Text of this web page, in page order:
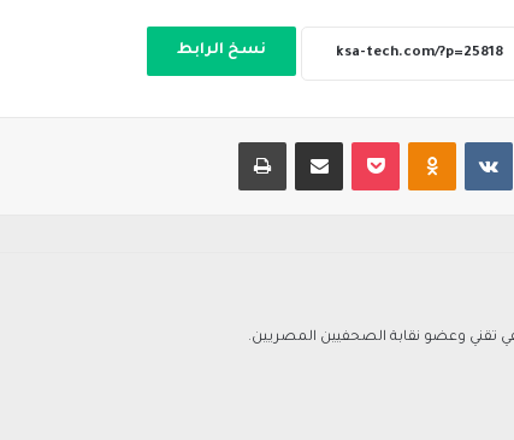
نسخ الرابط
وعضو نقابة الصحفيين المصريين.